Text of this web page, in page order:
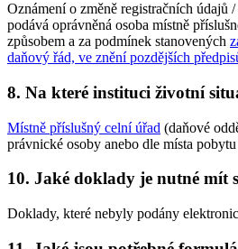
Oznámení o změně registračních údajů
podává oprávněná osoba místně
způsobem a za podmínek stanovených
daňový řád, ve znění pozdějších
8. Na které instituci životní
Místně příslušný celní úřad (daňové
právnické osoby anebo dle místa
10. Jaké doklady je nutné mít
Doklady, které nebyly podány